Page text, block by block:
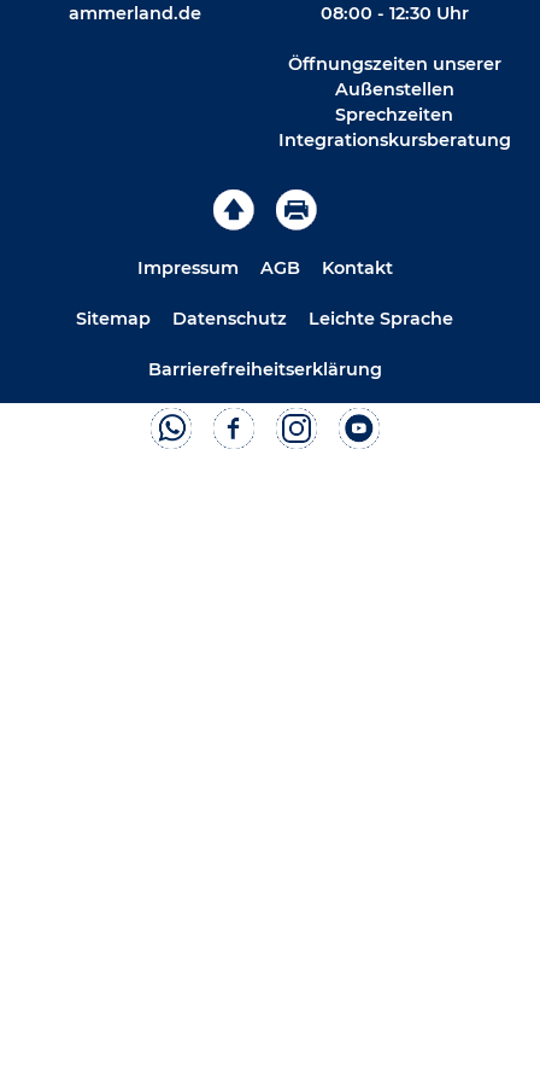
ammerland.de
08:00 - 12:30 Uhr
Öffnungszeiten unserer
Außenstellen
Sprechzeiten
Integrationskursberatung
Impressum AGB Kontakt
Sitemap Datenschutz Leichte Sprache
Barrierefreiheitserklärung